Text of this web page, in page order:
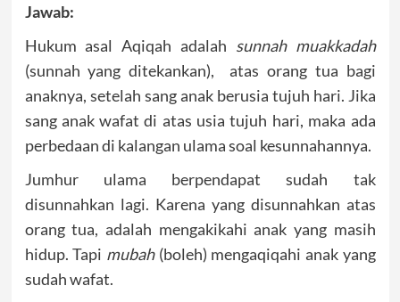
Jawab:
Hukum asal Aqiqah adalah sunnah muakkadah
(sunnah yang ditekankan), atas orang tua bagi
anaknya, setelah sang anak berusia tujuh hari. Jika
sang anak wafat di atas usia tujuh hari, maka ada
perbedaan di kalangan ulama soal kesunnahannya.
Jumhur ulama berpendapat sudah tak
disunnahkan lagi. Karena yang disunnahkan atas
orang tua, adalah mengakikahi anak yang masih
hidup. Tapi mubah(boleh) mengaqiqahi anak yang
sudah wafat.